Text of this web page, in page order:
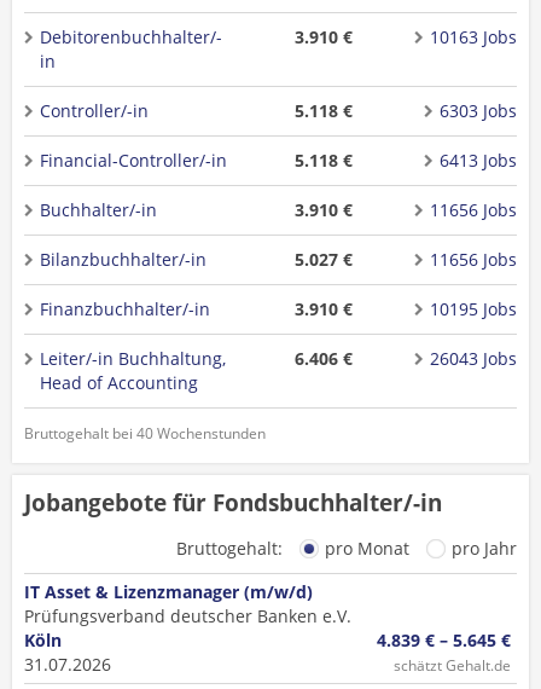
Debitorenbuchhalter/-
in
3.910 € 10163 Jobs
Controller/-in 5.118 € 6303 Jobs
Financial-Controller/-in 5.118 € 6413 Jobs
Buchhalter/-in 3.910 € 11656 Jobs
Bilanzbuchhalter/-in 5.027 € 11656 Jobs
Finanzbuchhalter/-in 3.910 € 10195 Jobs
Leiter/-in Buchhaltung,
Head of Accounting
6.406 € 26043 Jobs
Bruttogehalt bei 40 Wochenstunden
Jobangebote für Fondsbuchhalter/-in
Bruttogehalt: pro Monat
pro Jahr
IT Asset & Lizenzmanager (m/w/d)
Prüfungsverband deutscher Banken e.V.
Köln
31.07.2026
4.839 € – 5.645 €
schätzt Gehalt.de